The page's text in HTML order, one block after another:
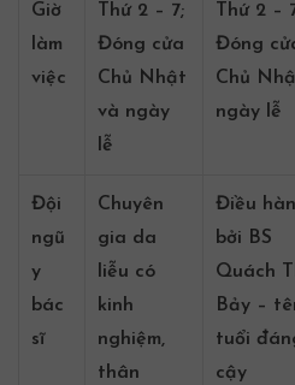
Giờ
làm
việc
Thứ 2 – 7;
Đóng cửa
Chủ Nhật
và ngày
lễ
Thứ 2 –
Đóng
Chủ
ngày lễ
Đội
ngũ
y
bác
sĩ
Chuyên
gia da
liễu có
kinh
nghiệm,
thân
Điều
bởi BS
Quách
Bảy –
tuổi
cậy